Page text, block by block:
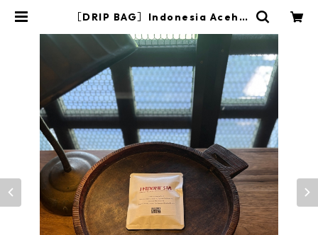
［DRIP BAG］Indonesia Aceh /
Coffee Roasters